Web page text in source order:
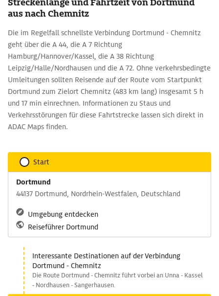
aus nach Chemnitz
Die im Regelfall schnellste Verbindung Dortmund - Chemnitz
geht über die A 44, die A 7 Richtung
Hamburg/Hannover/Kassel, die A 38 Richtung
Leipzig/Halle/Nordhausen und die A 72. Ohne verkehrsbedingte
Umleitungen sollten Reisende auf der Route vom Startpunkt
Dortmund zum Zielort Chemnitz (483 km lang) insgesamt 5 h
und 17 min einrechnen. Informationen zu Staus und
Verkehrsstörungen für diese Fahrtstrecke lassen sich direkt in
ADAC Maps finden.
Start
Dortmund
44137 Dortmund, Nordrhein-Westfalen, Deutschland
Umgebung entdecken
Reiseführer Dortmund
Interessante Destinationen auf der Verbindung
Dortmund - Chemnitz
Die Route Dortmund - Chemnitz führt vorbei an Unna - Kassel
- Nordhausen - Sangerhausen.